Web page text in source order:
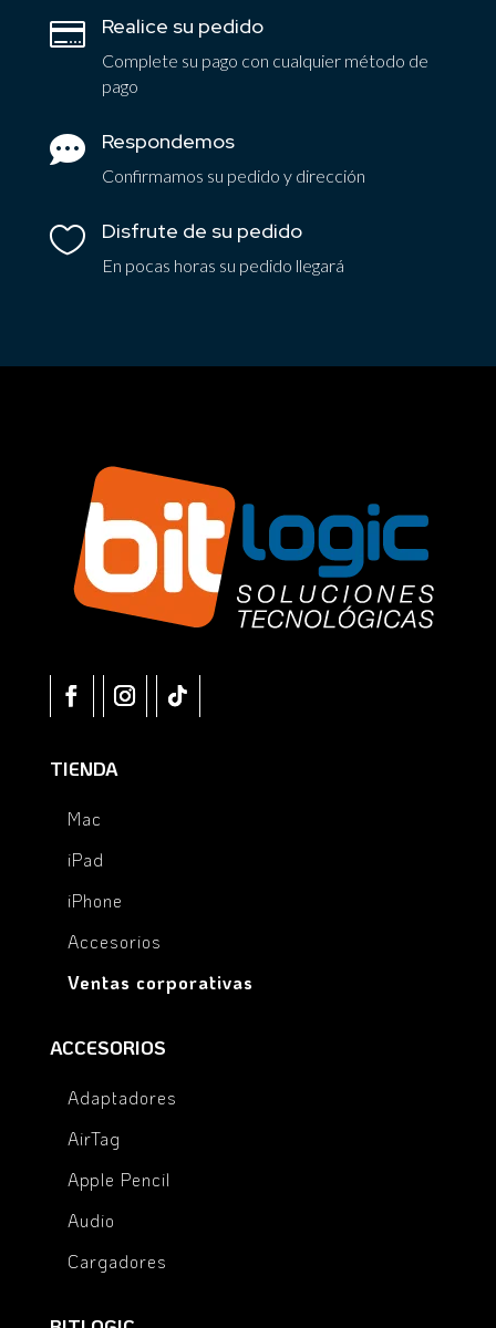
 Realice su pedido
Complete su pago con cualquier método de
pago
 Respondemos
Confirmamos su pedido y dirección
 Disfrute de su pedido
En pocas horas su pedido llegará
TIENDA
Mac
iPad
iPhone
Accesorios
Ventas corporativas
ACCESORIOS
Adaptadores
AirTag
Apple Pencil
Audio
Cargadores